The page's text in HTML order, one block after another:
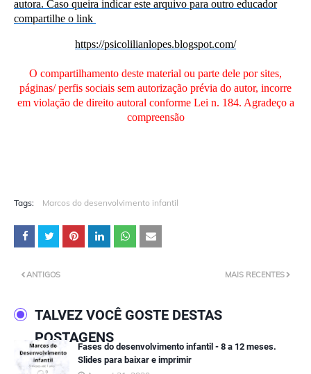
autora. Caso queira indicar este arquivo para outro educador
compartilhe o link
https://psicolilianlopes.blogspot.com/
O compartilhamento deste material ou parte dele por sites,
páginas/ perfis sociais sem autorização prévia do autor, incorre
em violação de direito autoral conforme Lei n. 184. Agradeço a
compreensão
Tags: Marcos do desenvolvimento infantil
MAIS RECENTES
ANTIGOS
TALVEZ VOCÊ GOSTE DESTAS
POSTAGENS
Fases do desenvolvimento infantil - 8 a 12 meses.
Slides para baixar e imprimir